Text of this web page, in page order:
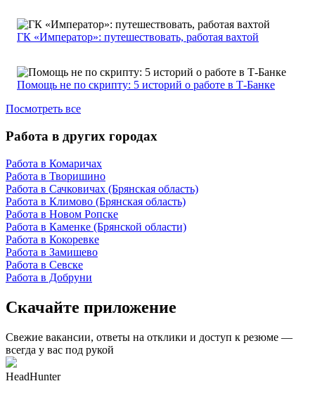
ГК «Император»: путешествовать, работая вахтой
Помощь не по скрипту: 5 историй о работе в Т-Банке
Посмотреть все
Работа в других городах
Работа в Комаричах
Работа в Творишино
Работа в Сачковичах (Брянская область)
Работа в Климово (Брянская область)
Работа в Новом Ропске
Работа в Каменке (Брянской области)
Работа в Кокоревке
Работа в Замишево
Работа в Севске
Работа в Добруни
Скачайте приложение
Свежие вакансии, ответы на отклики и доступ к резюме —
всегда у вас под рукой
HeadHunter